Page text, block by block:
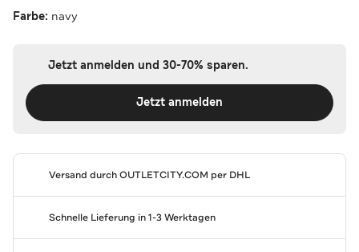
Farbe: navy
Jetzt anmelden und 30-70% sparen.
Jetzt anmelden
Versand durchOUTLETCITY.COM per DHL
Schnelle Lieferung in 1-3 Werktagen